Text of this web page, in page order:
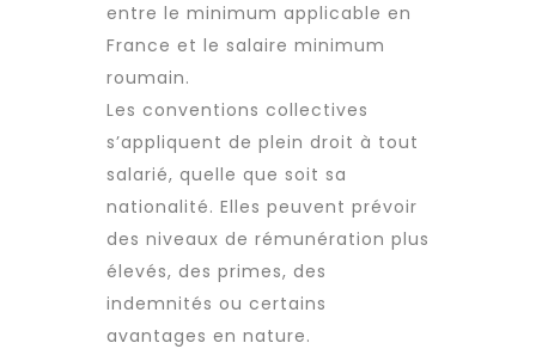
entre le minimum applicable en
France et le salaire minimum
roumain.
Les conventions collectives
s’appliquent de plein droit à tout
salarié, quelle que soit sa
nationalité. Elles peuvent prévoir
des niveaux de rémunération plus
élevés, des primes, des
indemnités ou certains
avantages en nature.